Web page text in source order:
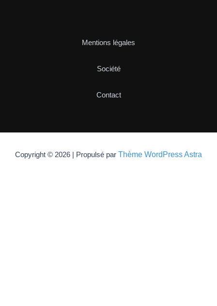
Mentions légales
Société
Contact
Copyright © 2026 | Propulsé par Thème WordPress Astra